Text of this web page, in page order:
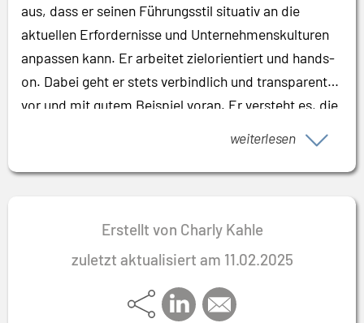
aus, dass er seinen Führungsstil situativ an die
aktuellen Erfordernisse und Unternehmenskulturen
anpassen kann. Er arbeitet zielorientiert und hands-
on. Dabei geht er stets verbindlich und transparent
vor und mit gutem Beispiel voran. Er versteht es, die
wahren produktiven Teil der Gesamtlösung in den
Mittelpunkt zu stellen.
weiterlesen
Erstellt von Charly Kahle
zuletzt aktualisiert am 11.02.2025